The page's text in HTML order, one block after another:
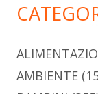
AMBIENTE